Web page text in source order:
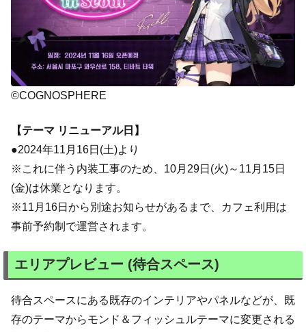
©COGNOSPHERE
【テーマ リニューアル日】
●2024年11月16日(土)より
※これに伴う内装工事のため、10月29日(火)～11月15日
(金)は休業となります。
※11月16日から別途お知らせがあるまで、カフェ利用は
事前予約制で運営されます。
エリアプレビュー (待合スペース)
待合スペースにある既存のインテリアやパネルなどが、既
存のテーマからモンド＆フィッシュルテーマに変更される